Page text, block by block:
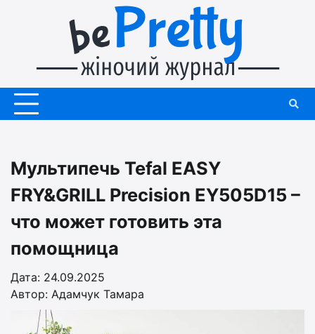
Мультипечь Tefal EASY
FRY&GRILL Precision EY505D15 –
что может готовить эта
помощница
Дата: 24.09.2025
Автор: Адамчук Тамара